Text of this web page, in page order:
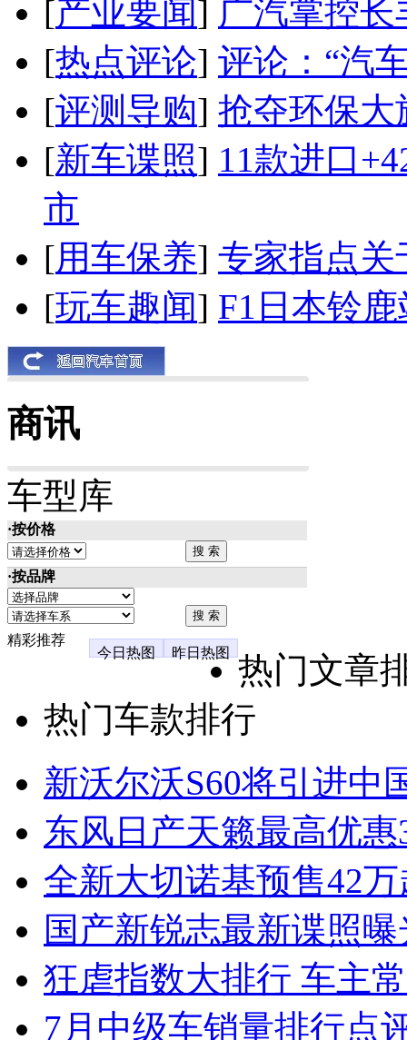
[产业要闻] 广汽掌控
[热点评论] 评论：“汽
[评测导购] 抢夺环保大
[新车谍照] 11款进口
市
[用车保养] 专家指点关
[玩车趣闻] F1日本铃
商讯
车型库
·按价格
·按品牌
精彩推荐
今日热图
昨日热图
热门文章
热门车款排行
新沃尔沃S60将引进中
东风日产天籁最高优
全新大切诺基预售42
国产新锐志最新谍照
狂虐指数大排行 车主
7月中级车销量排行点